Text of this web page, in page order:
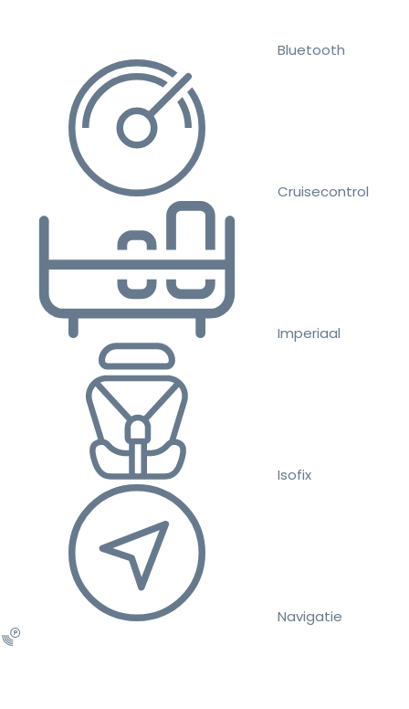
Bluetooth
Cruisecontrol
Imperiaal
Isofix
Navigatie